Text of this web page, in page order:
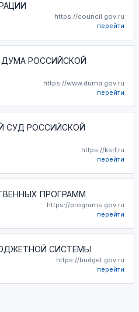
https://council.gov.ru
перейти
РОССИЙСКОЙ
https://www.duma.gov.ru
перейти
СУД РОССИЙСКОЙ
https://ksrf.ru
перейти
ПРОГРАММ
https://programs.gov.ru
перейти
СИСТЕМЫ
https://budget.gov.ru
перейти